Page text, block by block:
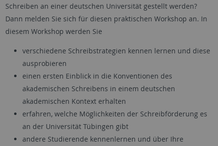
Schreiben an einer deutschen Universität gestellt werden?
Dann melden Sie sich für diesen praktischen Workshop an. In
diesem Workshop werden Sie
verschiedene Schreibstrategien kennen lernen und diese
ausprobieren
einen ersten Einblick in die Konventionen des
akademischen Schreibens in einem deutschen
akademischen Kontext erhalten
erfahren, welche Möglichkeiten der Schreibförderung es
an der Universität Tübingen gibt
andere Studierende kennenlernen und über Ihre